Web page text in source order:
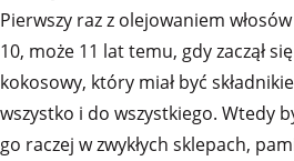
Pierwszy raz z olejowaniem
10, może 11 lat temu, gdy zaczął
kokosowy, który miał być
wszystko i do wszystkiego. Wtedy
go raczej w zwykłych sklepach,